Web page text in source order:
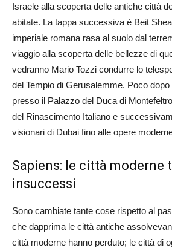
Israele alla scoperta delle antiche città
abitate. La tappa successiva è Beit
imperiale romana rasa al suolo dal
viaggio alla scoperta delle bellezze di
vedranno Mario Tozzi condurre lo
del Tempio di Gerusalemme. Poco
presso il Palazzo del Duca di
del Rinascimento Italiano e
visionari di Dubai fino alle opere
Sapiens: le città moderne
insuccessi
Sono cambiate tante cose rispetto al
che dapprima le città antiche
città moderne hanno perduto; le città di